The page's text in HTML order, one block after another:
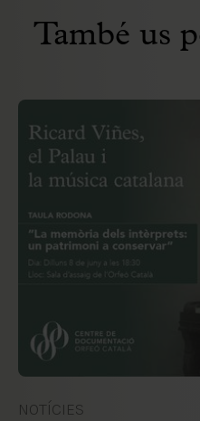
També us
NOTÍCIES